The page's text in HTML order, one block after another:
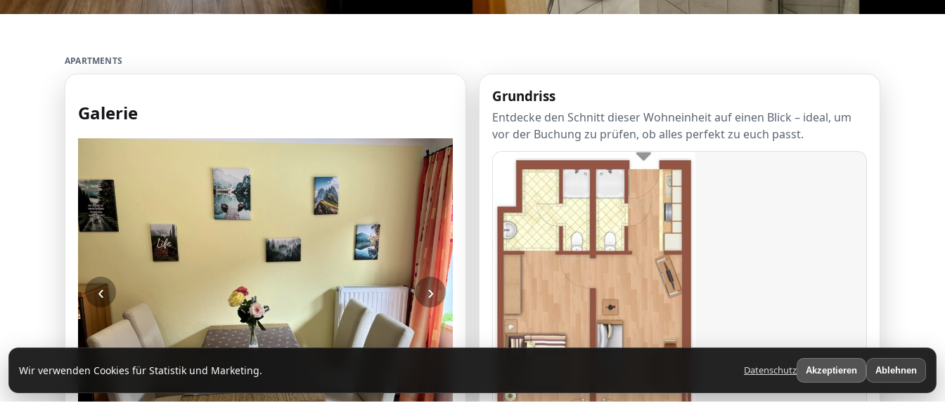
APARTMENTS
Galerie
‹ ›
Grundriss
Entdecke den Schnitt dieser Wohneinheit auf einen Blick – ideal, um
vor der Buchung zu prüfen, ob alles perfekt zu euch passt.
Wir verwenden Cookies für Statistik und Marketing. Datenschutz Akzeptieren Ablehnen